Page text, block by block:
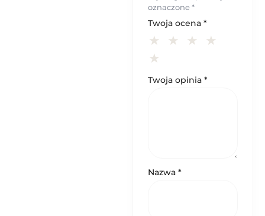
oznaczone*
Twoja ocena *
Twoja opinia *
Nazwa *